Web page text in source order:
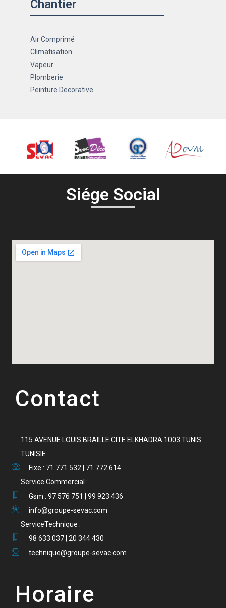
Chantier
Air Comprimé
Climatisation
Vapeur
Plomberie
Peinture Decorative
Siége Social
Contact
115 AVENUE LOUIS BRAILLE CITE ELKHADRA 1003 TUNIS
TUNISIE
Fixe : 71 771 532 | 71 772 614
Service Commercial :
Gsm : 97 576 751 | 99 923 436
info@groupe-sevac.com
ServiceTechnique :
98 633 037 | 20 344 430
technique@groupe-sevac.com
Horaire